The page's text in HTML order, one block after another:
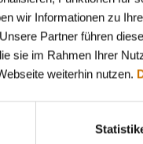
wir Informationen zu
Partner führen
sie im Rahmen Ihrer
weiterhin nutzen.
Die
überweisen
über die